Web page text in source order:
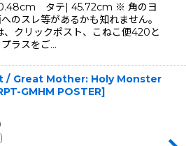
タテ| 45.72cm ※ 角のヨ
のスレ等があるかも知れません。
クリックポスト、こねこ便420と
ラスをご…
/ Great Mother: Holy Monster
GMHM POSTER]
)